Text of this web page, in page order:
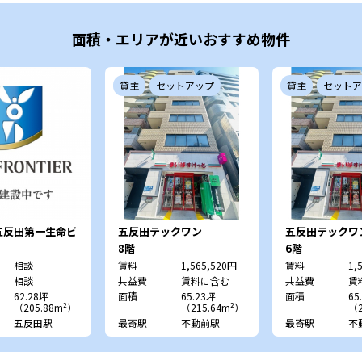
面積・エリアが近いおすすめ物件
田第一生命ビ
相談
相談
62.28坪
（205.88m²）
五反田駅
貸主 セットアップ
五反田テックワン
8階
賃料
1,565,520円
共益費
賃料に含む
面積
65.23坪
（215.64m²）
最寄駅
不動前駅
貸主 セット
五反田テックワ
6階
賃料
共益費
賃
面積
最寄駅
不